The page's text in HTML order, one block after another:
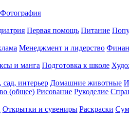
Фотография
Первая помощь Питание
Менеджмент и лидерство
и манга Подготовка к школе
интерьер Домашние животные
(общее) Рисование Рукоделие
Открытки и сувениры Раскраски